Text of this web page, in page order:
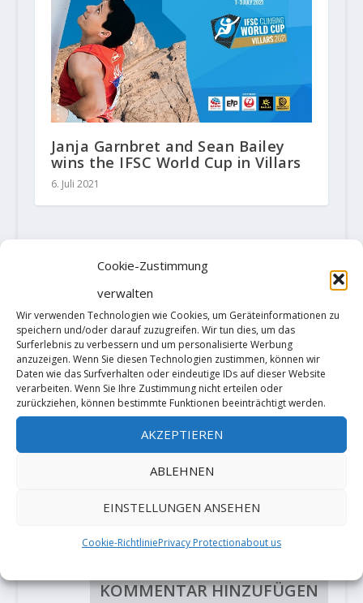
Cookie-Zustimmung
verwalten
Wir verwenden Technologien wie Cookies, um Geräteinformationen zu
speichern und/oder darauf zuzugreifen. Wir tun dies, um das
Surferlebnis zu verbessern und um personalisierte Werbung
anzuzeigen. Wenn Sie diesen Technologien zustimmen, können wir
Daten wie das Surfverhalten oder eindeutige IDs auf dieser Website
verarbeiten. Wenn Sie Ihre Zustimmung nicht erteilen oder
zurückziehen, können bestimmte Funktionen beeinträchtigt werden.
AKZEPTIEREN
ABLEHNEN
EINSTELLUNGEN ANSEHEN
Cookie-RichtliniePrivacy Protectionabout us
Janja Garnbret and Sean Bailey
wins the IFSC World Cup in Villars
6. Juli 2021
HINTERLASSE EINE ANTWORT
Deine E-Mail-Adresse wird nicht
veröffentlicht.Erforderliche Felder
sind mit*markiert